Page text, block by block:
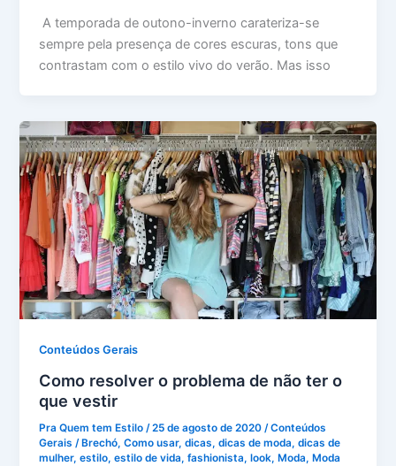
A temporada de outono-inverno carateriza-se
sempre pela presença de cores escuras, tons que
contrastam com o estilo vivo do verão. Mas isso
Conteúdos Gerais
Como resolver o problema de não ter o
que vestir
Pra Quem tem Estilo /25 de agosto de 2020 /Conteúdos
Gerais /Brechó,Como usar,dicas,dicas de moda,dicas de
mulher,estilo,estilo de vida,fashionista,look,Moda,Moda